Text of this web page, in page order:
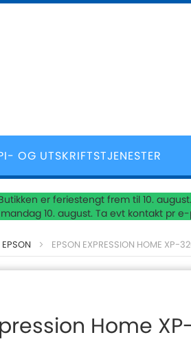
OG UTSKRIFTSTJENESTER
er feriestengt frem til 10. august.
10. august. Ta evt kontakt pr
EPSON EPSON EXPRESSION HOME XP-
Home